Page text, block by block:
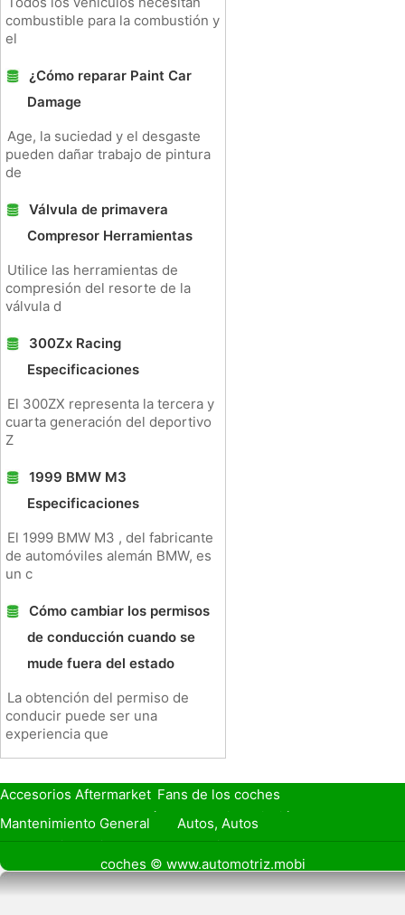
combustible para la combustión y
el
¿Cómo reparar Paint Car
Damage
Age, la suciedad y el desgaste
pueden dañar trabajo de pintura
de
Válvula de primavera
Compresor Herramientas
Utilice las herramientas de
compresión del resorte de la
válvula d
300Zx Racing
Especificaciones
El 300ZX representa la tercera y
cuarta generación del deportivo
Z
1999 BMW M3
Especificaciones
El 1999 BMW M3 , del fabricante
de automóviles alemán BMW, es
un c
Cómo cambiar los permisos
de conducción cuando se
mude fuera del estado
La obtención del permiso de
conducir puede ser una
experiencia que
Accesorios Aftermarket Fans de los coches
Seguro de Coche
Préstamos y Financiación
Mantenimiento General
Autos, Autos
Seguridad Vial
Combustibles
Vender Mi Cochecoches © www.automotriz.mobi